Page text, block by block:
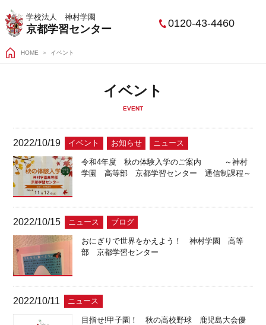
学校法人 神村学園
京都学習センター 0120-43-4460
HOME イベント
イベント
EVENT
2022/10/19 イベント お知らせ ニュース
令和4年度 秋の体験入学のご案内 ～神村
学園 高等部 京都学習センター 通信制課程～
2022/10/15 ニュース ブログ
おにぎりで世界をかえよう！ 神村学園 高等
部 京都学習センター
2022/10/11 ニュース
目指せ!甲子園！ 秋の高校野球 鹿児島大会優